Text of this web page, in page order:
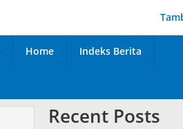
Home Indeks Berita
Recent Posts